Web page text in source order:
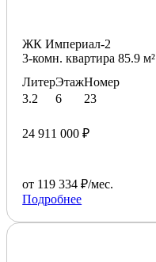
ЖК Империал-2
3-комн. квартира 85.9 м²
Литер
3.2
Этаж
6
Номер
23
24 911 000 ₽
от 119 334 ₽/мес.
Подробнее